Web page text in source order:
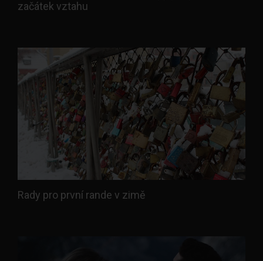
začátek vztahu
Rady pro první rande v zimě